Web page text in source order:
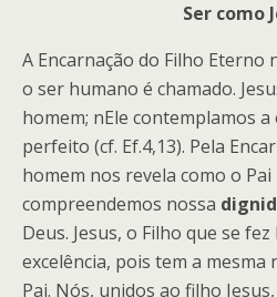
Ser como
A Encarnação do Filho Eterno
o ser humano é chamado.
homem; nEle contemplamos
perfeito (cf. Ef.4,13). Pela
homem nos revela como o
compreendemos nossa
Deus. Jesus, o Filho que se
excelência, pois tem a mesma
Pai. Nós, unidos ao filho